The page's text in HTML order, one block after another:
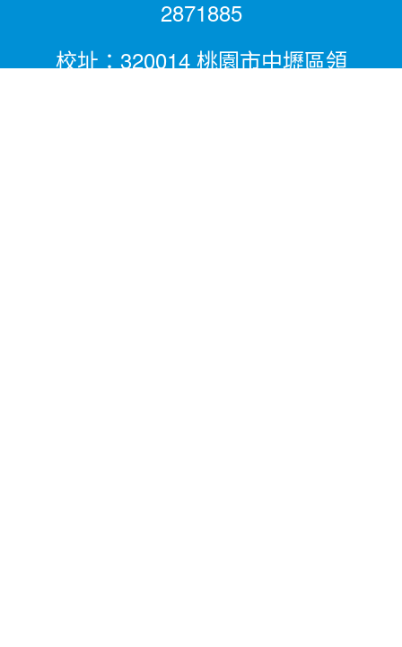
2871885
校址：320014 桃園市中壢區領